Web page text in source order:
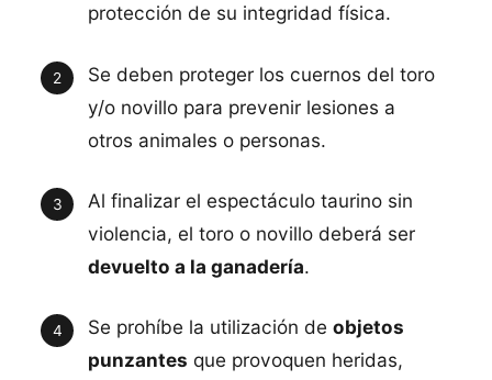
protección de su integridad física.
Se deben proteger los cuernos del toro
y/o novillo para prevenir lesiones a
otros animales o personas.
Al finalizar el espectáculo taurino sin
violencia, el toro o novillo deberá ser
devuelto a la ganadería.
Se prohíbe la utilización deobjetos
punzantes que provoquen heridas,